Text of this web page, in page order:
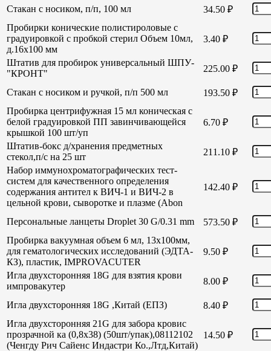
Стакан с носиком, п/п, 100 мл 34.50 ₽
Пробирки конические полистироловые с
градуировкой с пробкой стерил Объем 10мл,
д.16х100 мм
3.40 ₽
Штатив для пробирок универсальный ШПУ-
"КРОНТ"
225.00 ₽
Стакан с носиком и ручкой, п/п 500 мл 193.50 ₽
Пробирка центрифужная 15 мл коническая с
белой градуировкой ПП завинчивающейся
крышкой 100 шт/уп
6.70 ₽
Штатив-бокс д/хранения предметных
стекол,п/с на 25 шт
211.10 ₽
Набор иммунохроматографических тест-
систем для качественного определения
содержания антител к ВИЧ-1 и ВИЧ-2 в
цельной крови, сыворотке и плазме (Abon
142.40 ₽
Персональные ланцеты Droplet 30 G/0.31 mm 573.50 ₽
Пробирка вакуумная объем 6 мл, 13х100мм,
для гематологических исследований (ЭДТА-
КЗ), пластик, IMPROVACUTER
9.50 ₽
Игла двухсторонняя 18G для взятия крови
импровакутер
8.00 ₽
Игла двухсторонняя 18G ,Китай (ЕПЗ) 8.40 ₽
Игла двухсторонняя 21G для забора кровис
прозрачной ка (0,8х38) (50шт/упак),08112102
(Ченгду Рич Сайенс Индастри Ко.,Лтд,Китай)
14.50 ₽